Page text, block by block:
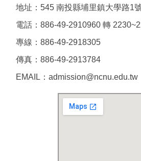
地址：545 南投縣埔里鎮大學路1
電話：886-49-2910960 轉
專線：886-49-2918305
傳真：886-49-2913784
EMAIL：admission@ncnu.edu.tw